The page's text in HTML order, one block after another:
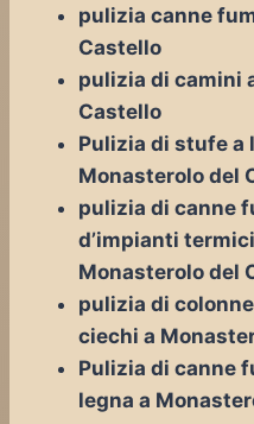
pulizia canne
Castello
pulizia di camini
Castello
Pulizia di stufe a
Monasterolo del
pulizia di canne
d’impianti
Monasterolo del
pulizia di
ciechi a
Pulizia di canne
legna a